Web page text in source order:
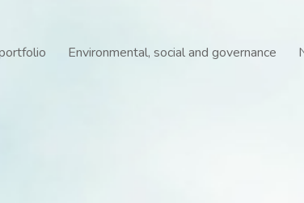
Environmental, social and governance